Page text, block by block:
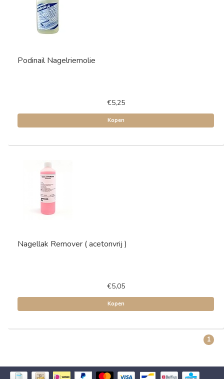
Podinail Nagelriemolie
€5,25
Kopen
Nagellak Remover ( acetonvrij )
€5,05
Kopen
1